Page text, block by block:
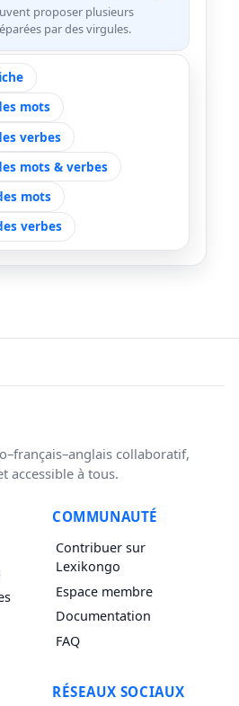
proposer plusieurs
par des virgules.
mots
verbes
mots & verbes
mots
verbes
collaboratif,
accessible à tous.
COMMUNAUTÉ
Contribuer sur
Lexikongo
Espace membre
Documentation
FAQ
RÉSEAUX SOCIAUX